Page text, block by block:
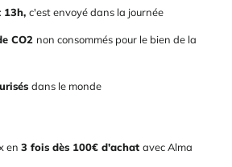
13h, c'est envoyé dans la journée
CO2 non consommés pour le bien de la
dans le monde
en 3 fois dès 100€ d'achat avecAlma